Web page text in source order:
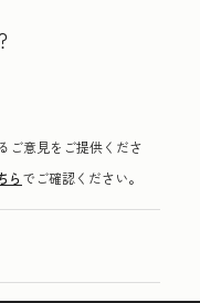
ご意見をご提供くださ
らでご確認ください。